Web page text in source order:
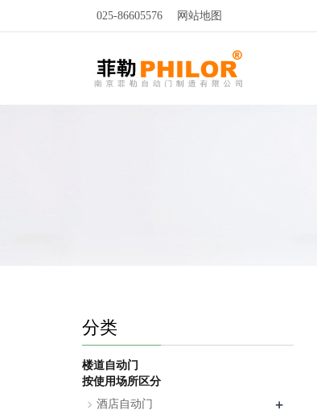
025-86605576 网站地图
分类
楼道自动门
按使用场所区分
酒店自动门
+